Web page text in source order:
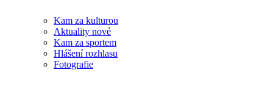
Kam za kulturou
Aktuality nové
Kam za sportem
Hlášení rozhlasu
Fotografie